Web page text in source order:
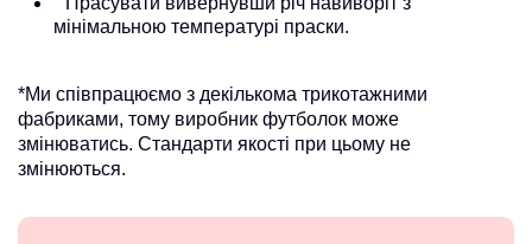
мінімальною температурі праски.
*Ми співпрацюємо з декількома трикотажними
фабриками, тому виробник футболок може
змінюватись. Стандарти якості при цьому не
змінюються.